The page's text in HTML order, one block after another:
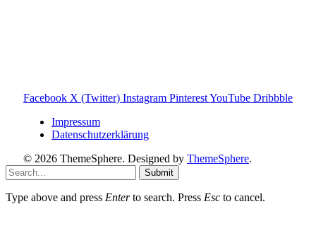
Facebook X (Twitter) Instagram PinterestYouTube Dribbble
Impressum
Datenschutzerklärung
© 2026 ThemeSphere. Designed by ThemeSphere.
Submit
Type above and press Enterto search. Press Esc to cancel.